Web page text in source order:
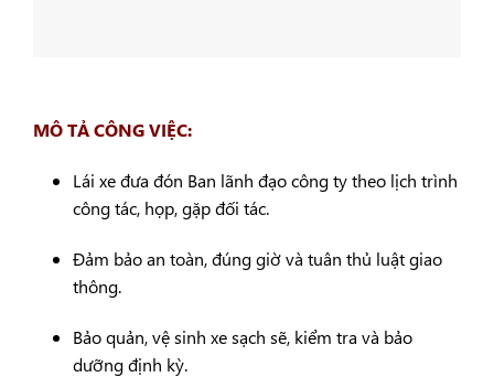
MÔ TẢ CÔNG VIỆC:
Lái xe đưa đón Ban lãnh đạo công ty theo lịch trình
công tác, họp, gặp đối tác.
Đảm bảo an toàn, đúng giờ và tuân thủ luật giao
thông.
Bảo quản, vệ sinh xe sạch sẽ, kiểm tra và bảo
dưỡng định kỳ.